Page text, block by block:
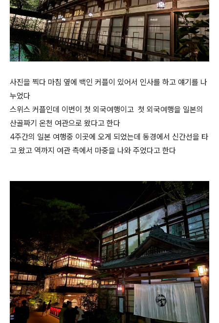
사진을 찍다 마침 옆에 백인 커플이 있어서 인사를 하고 얘기를 나
누었다
스위스 커플인데 이번이 첫 외국여행이고 첫 외국여행을 일본의
산골짜기 온천 여관으로 왔다고 한다
4주간의 일본 여행중 이곳에 오게 되었는데 동경에서 신간선을 타
고 왔고 역까지 여관 측에서 마중을 나와 주었다고 한다